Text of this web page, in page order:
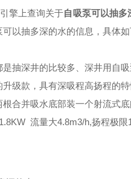
擎上查询关于自吸泵可以抽多
以抽多深的水的信息，具体如
抽深井的比较多、深井用自
级款，具有深吸程高扬程的
合并吸水底部装一个射流式
流量大4.8m3/h,扬程极限